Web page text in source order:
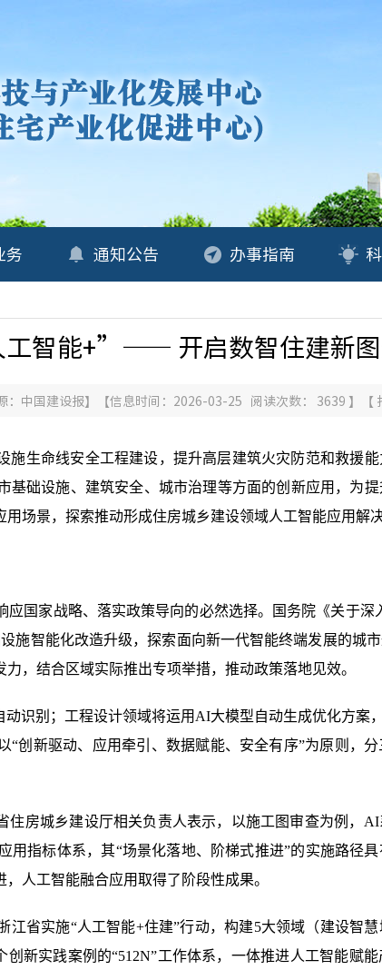
务 通知公告 办事指南
工智能+”—— 开启数智住建新
中国建设报】 【信息时间：2026-03-25 阅读次数： 3639 】 【
施生命线安全工程建设，提升高层建筑火灾防范和救援
基础设施、建筑安全、城市治理等方面的创新应用，为
场景，探索推动形成住房城乡建设领域人工智能应用解决
国家战略、落实政策导向的必然选择。国务院《关于
施智能化改造升级，探索面向新一代智能终端发展的城
，结合区域实际推出专项举措，推动政策落地见效。
动识别；工程设计领域将运用AI大模型自动生成优化方
“创新驱动、应用牵引、数据赋能、安全有序”为原则，
住房城乡建设厅相关负责人表示，以施工图审查为例，
指标体系，其“场景化落地、阶梯式推进”的实施路径
人工智能融合应用取得了阶段性成果。
江省实施“人工智能+住建”行动，构建5大领域（建设智
新实践案例的“512N”工作体系，一体推进人工智能赋